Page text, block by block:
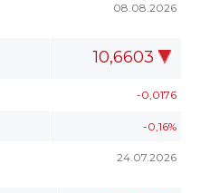
08.08.2026
10,6603
-0,0176
-0,16%
24.07.2026